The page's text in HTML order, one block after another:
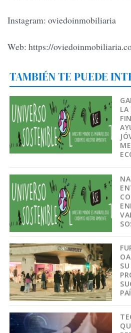
Instagram: oviedoinmobiliaria
Web: https://
TAMBIÉN TE PUEDE
LA